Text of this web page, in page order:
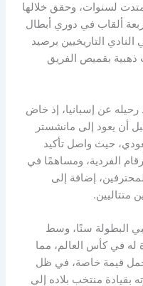
لسنوات، وحقق خلالها
ألقاب في دوري أبطال
النادي التاريخيين برصيد
ذهبية بقميص الفريق
عن إسبانيا، إذ خاض
أن يعود إلى مانشستر
حيث واصل تأكيد
الفردية، ومساهمًا في
إضافة إلى
متتاليين.
أكبر لاعبي البطولة سنًا، وسط
نسخة 2026 الأخيرة له في كأس العالم، مما
قيمة خاصة، في ظل
بقيادة منتخب بلاده إلى